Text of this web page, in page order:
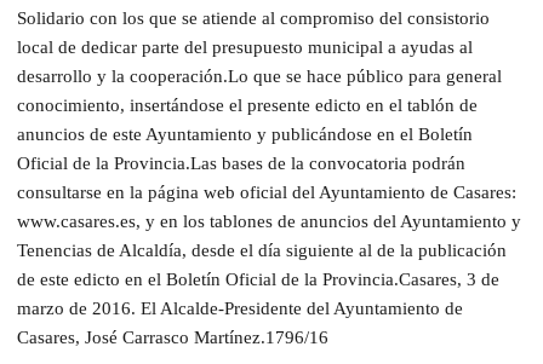
Solidario con los que se atiende al compromiso del consistorio
local de dedicar parte del presupuesto municipal a ayudas al
desarrollo y la cooperación.Lo que se hace público para general
conocimiento, insertándose el presente edicto en el tablón de
anuncios de este Ayuntamiento y publicándose en el Boletín
Oficial de la Provincia.Las bases de la convocatoria podrán
consultarse en la página web oficial del Ayuntamiento de Casares:
www.casares.es, y en los tablones de anuncios del Ayuntamiento y
Tenencias de Alcaldía, desde el día siguiente al de la publicación
de este edicto en el Boletín Oficial de la Provincia.Casares, 3 de
marzo de 2016. El Alcalde-Presidente del Ayuntamiento de
Casares, José Carrasco Martínez.1796/16